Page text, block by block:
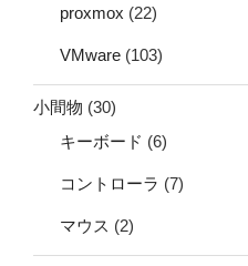
proxmox (22)
VMware (103)
小間物 (30)
キーボード (6)
コントローラ (7)
マウス (2)